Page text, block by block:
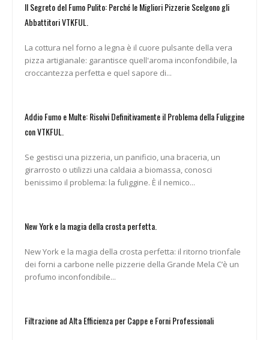
Il Segreto del Fumo Pulito: Perché le Migliori Pizzerie Scelgono gli
Abbattitori VTKFUL.
La cottura nel forno a legna è il cuore pulsante della vera
pizza artigianale: garantisce quell'aroma inconfondibile, la
croccantezza perfetta e quel sapore di...
Addio Fumo e Multe: Risolvi Definitivamente il Problema della Fuliggine
con VTKFUL.
Se gestisci una pizzeria, un panificio, una braceria, un
girarrosto o utilizzi una caldaia a biomassa, conosci
benissimo il problema: la fuliggine. È il nemico...
New York e la magia della crosta perfetta.
New York e la magia della crosta perfetta: il ritorno trionfale
dei forni a carbone nelle pizzerie della Grande Mela C’è un
profumo inconfondibile...
Filtrazione ad Alta Efficienza per Cappe e Forni Professionali